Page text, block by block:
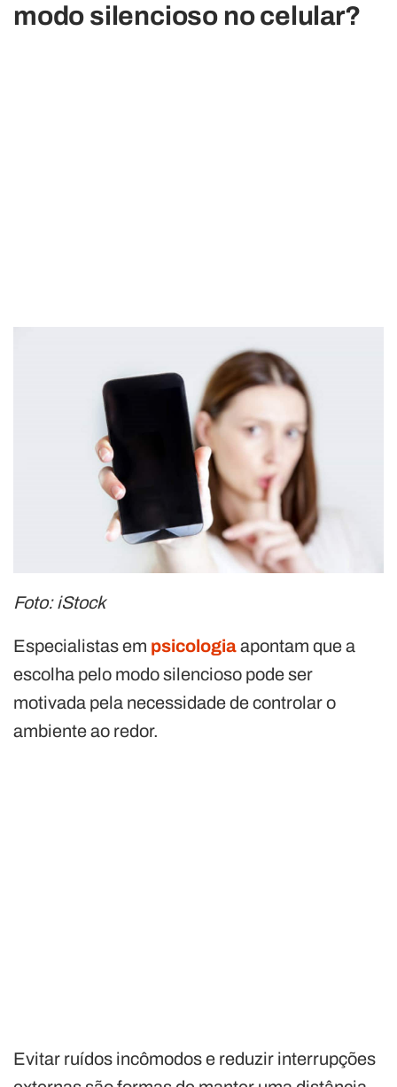
modo silencioso no celular?
Foto: iStock
Especialistas em psicologiaapontam que a
escolha pelo modo silencioso pode ser
motivada pela necessidade de controlar o
ambiente ao redor.
Evitar ruídos incômodos e reduzir interrupções